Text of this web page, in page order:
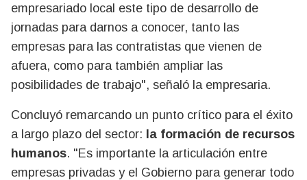
empresariado local este tipo de desarrollo de
jornadas para darnos a conocer, tanto las
empresas para las contratistas que vienen de
afuera, como para también ampliar las
posibilidades de trabajo", señaló la empresaria.
Concluyó remarcando un punto crítico para el éxito
a largo plazo del sector: la formación de recursos
humanos. "Es importante la articulación entre
empresas privadas y el Gobierno para generar todo